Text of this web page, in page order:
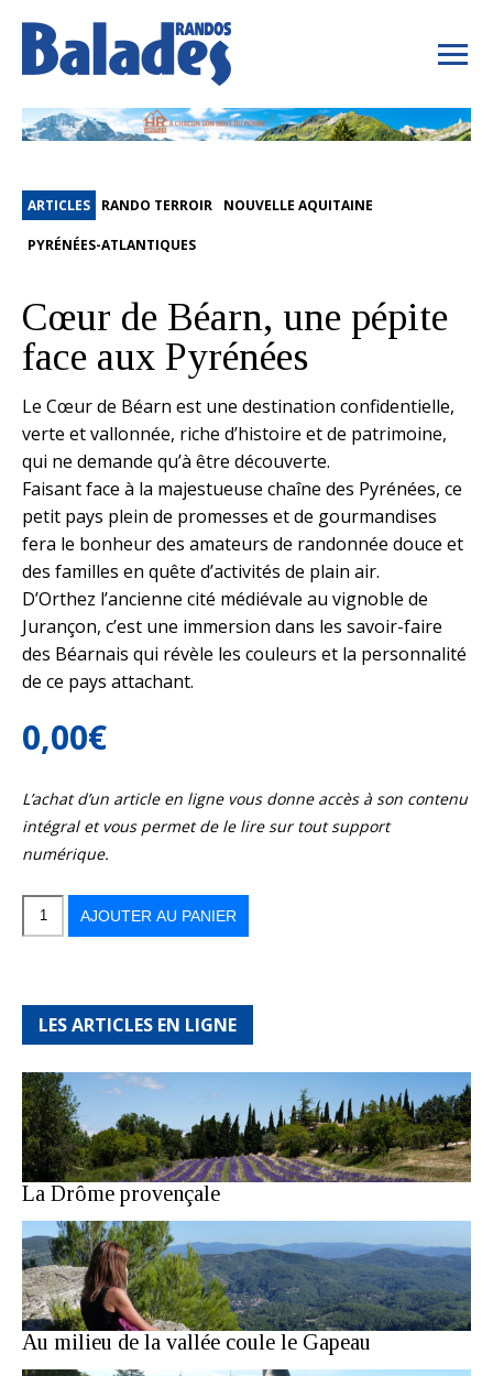
ARTICLES RANDO TERROIR NOUVELLE AQUITAINE
PYRÉNÉES-ATLANTIQUES
Cœur de Béarn, une pépite
face aux Pyrénées
Le Cœur de Béarn est une destination confidentielle,
verte et vallonnée, riche d’histoire et de patrimoine,
qui ne demande qu’à être découverte.
Faisant face à la majestueuse chaîne des Pyrénées, ce
petit pays plein de promesses et de gourmandises
fera le bonheur des amateurs de randonnée douce et
des familles en quête d’activités de plain air.
D’Orthez l’ancienne cité médiévale au vignoble de
Jurançon, c’est une immersion dans les savoir-faire
des Béarnais qui révèle les couleurs et la personnalité
de ce pays attachant.
0,00€
L’achat d’un article en ligne vous donne accès à son contenu
intégral et vous permet de le lire sur tout support
numérique.
quantité
pépite
AJOUTER AU PANIER
LES ARTICLES EN LIGNE
La Drôme provençale
Au milieu de la vallée coule le Gapeau